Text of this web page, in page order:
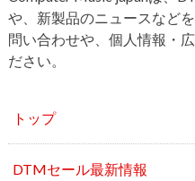
ださい。
トップ
DTMセール最新情報
DTM新製品情報